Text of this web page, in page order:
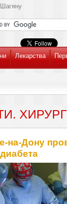
Лекарства
на-Дону